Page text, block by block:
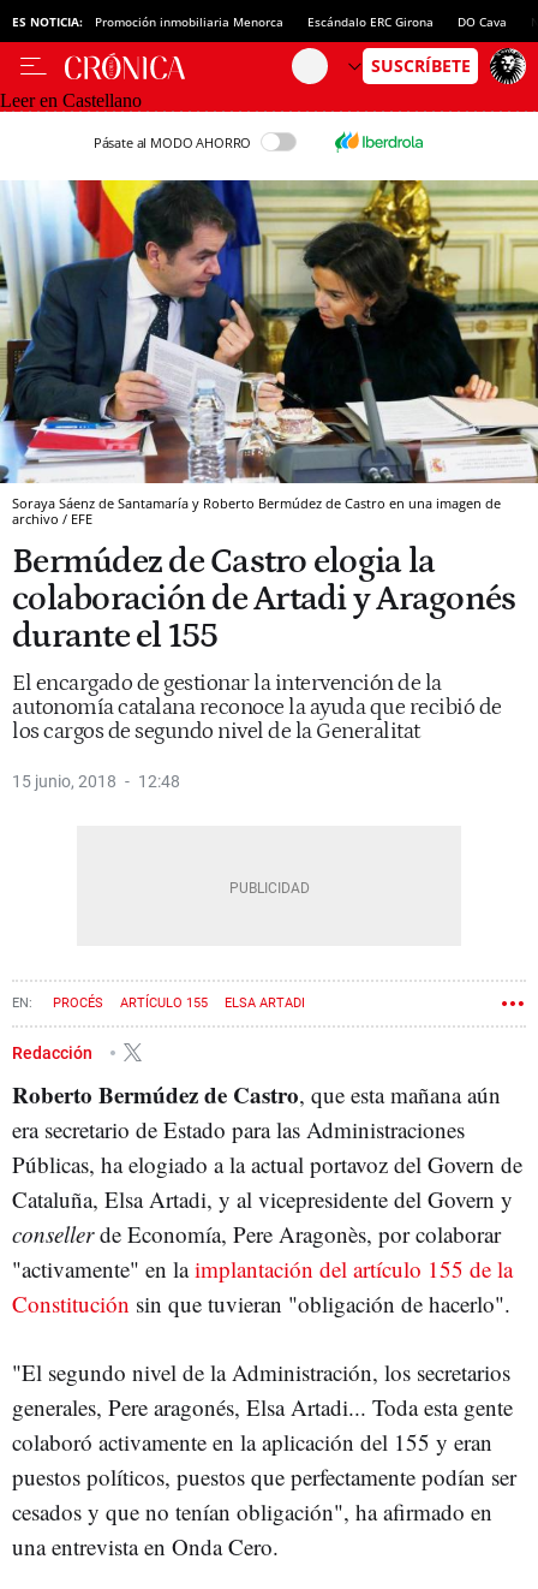
ES NOTICIA: Promoción inmobiliaria Menorca Escándalo ERC Girona DO Cava
Leer en Castellano
Pásate al MODO AHORRO
Soraya Sáenz de Santamaría y Roberto Bermúdez de Castro en una imagen de
archivo / EFE
Bermúdez de Castro elogia la
colaboración de Artadi y Aragonés
durante el 155
El encargado de gestionar la intervención de la
autonomía catalana reconoce la ayuda que recibió de
los cargos de segundo nivel de la Generalitat
15 junio, 2018 12:48
PROCÉS ARTÍCULO 155 ELSA ARTADI
Redacción
Roberto Bermúdez de Castro, que esta mañana aún
era secretario de Estado para las Administraciones
Públicas, ha elogiado a la actual portavoz del Govern de
Cataluña, Elsa Artadi, y al vicepresidente del Govern y
consellerde Economía, Pere Aragonès, por colaborar
"activamente" en laimplantación del artículo 155 de la
Constitución sin que tuvieran "obligación de hacerlo".
"El segundo nivel de la Administración, los secretarios
generales, Pere aragonés, Elsa Artadi... Toda esta gente
colaboró activamente en la aplicación del 155 y eran
puestos políticos, puestos que perfectamente podían ser
cesados y que no tenían obligación", ha afirmado en
una entrevista en Onda Cero.